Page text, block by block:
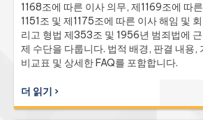
1168조에 따른 이사 의무, 제1169조에 따
1151조 및 제1175조에 따른 이사 해임 및
리고 형법 제353조 및 1956년 범죄법에
제 수단을 다룹니다. 법적 배경, 판결 내용,
비교표 및 상세한 FAQ를 포함합니다.
더 읽기 ›